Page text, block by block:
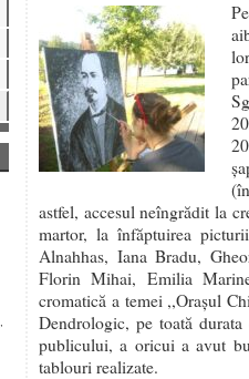
astfel, accesul neîngrădit la
martor, la înfăptuirea
Alnahhas, Iana Bradu,
Florin Mihai, Emilia
cromatică a temei ,,Oraşul
Dendrologic, pe toată
publicului, a oricui a avut
tablouri realizate.